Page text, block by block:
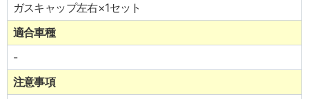
ガスキャップ左右×1セット
適合車種
-
注意事項